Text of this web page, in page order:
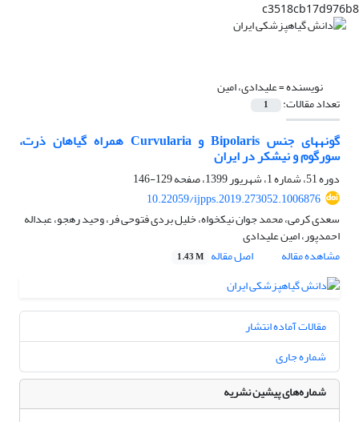
c3518cb17d976b8
نویسنده =علیدادی، امین
تعداد مقالات: 1
گونه‎های جنس Bipolaris و Curvularia همراه گیاهان ذرت،
سورگوم و نیشکر در ایران
دوره 51، شماره 1، شهریور 1399، صفحه
129-146
10.22059/ijpps.2019.273052.1006876
سعدی کرمی، محمد جوان نیکخواه، خلیل بردی فتوحی فر، وحید رهجو، عبداله
احمدپور، امین علیدادی
مشاهده مقاله
اصل مقاله 1.43 M
مقالات آماده انتشار
شماره جاری
شماره‌های پیشین نشریه